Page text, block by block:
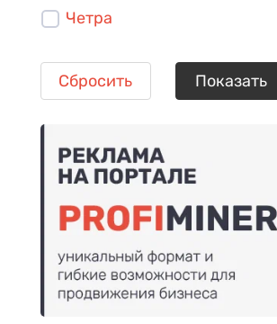
Четра
Показать
Сбросить